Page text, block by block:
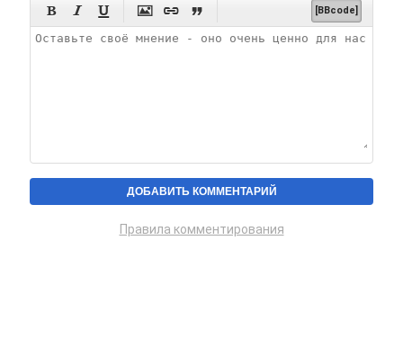
      [BBcode]
Правила комментирования